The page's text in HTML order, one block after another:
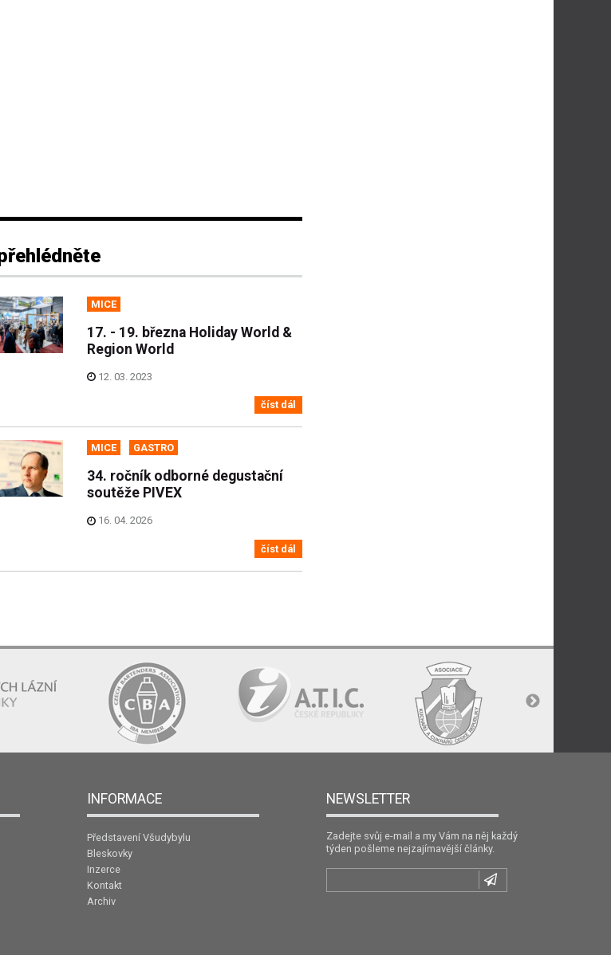
MICE
17. - 19. března Holiday World &
Region World
12. 03. 2023
číst dál
MICE GASTRO
34. ročník odborné degustační
soutěže PIVEX
16. 04. 2026
číst dál
INFORMACE
Představení Všudybylu
Bleskovky
Inzerce
Kontakt
Archiv
NEWSLETTER
Zadejte svůj e-mail a my Vám na něj každý
týden pošleme nejzajímavější články.